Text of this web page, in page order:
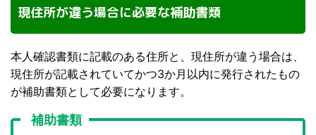
現住所が違う場合に必要な補助書類
本人確認書類に記載のある住所と、現住所が違う場合は、
現住所が記載されていてかつ3か月以内に発行されたもの
が補助書類として必要になります。
補助書類